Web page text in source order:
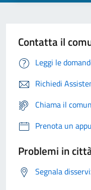
Contatta il
Leggi le
Richiedi
Chiama il
Prenota un
Problemi in
Segnala